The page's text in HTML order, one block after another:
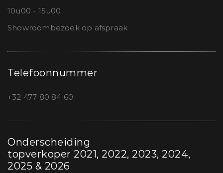
10u00 - 15u00
Showroombezoek op afspraak
Telefoonnummer
+32 477 80 84 60
Onderscheiding
topverkoper 2021, 2022, 2023, 2024,
2025 & 2026